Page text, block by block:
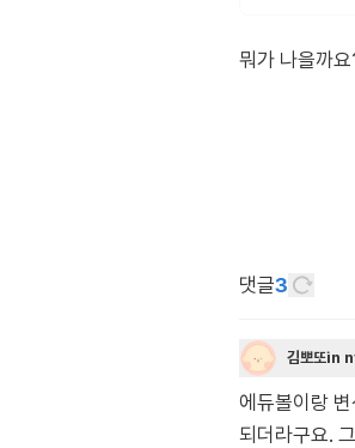
뭐가 나을까
댓글3
김뽀또in
에듀볼이랑
되더라구요.